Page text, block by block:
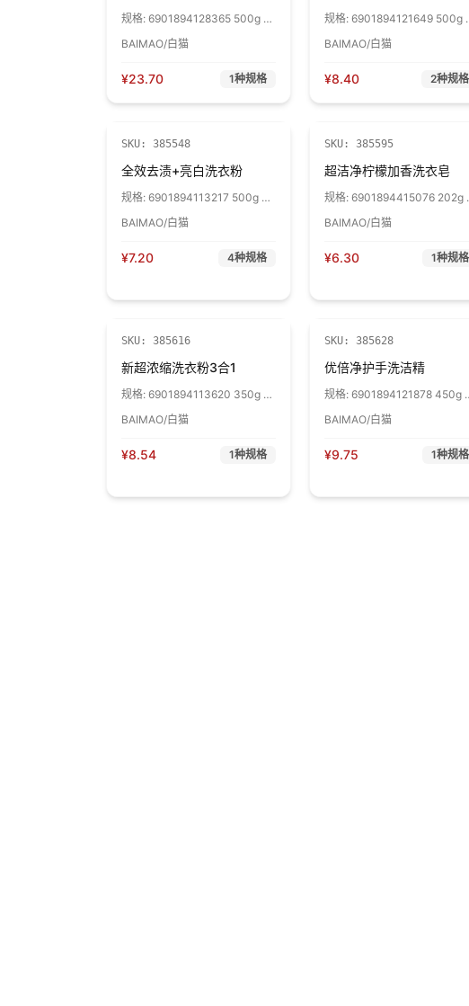
规格: 6901894128365 500g 1
BAIMAO/白猫
¥23.70 1种规格
规格: 6901894121649 500g
BAIMAO/白猫
¥8.40 2种规格
SKU: 385548
全效去渍+亮白洗衣粉
规格: 6901894113217 500g 1
BAIMAO/白猫
¥7.20 4种规格
SKU: 385595
超洁净柠檬加香洗衣皂
规格: 6901894415076 202g
BAIMAO/白猫
¥6.30 1种规格
SKU: 385616
新超浓缩洗衣粉3合1
规格: 6901894113620 350g 1
BAIMAO/白猫
¥8.54 1种规格
SKU: 385628
优倍净护手洗洁精
规格: 6901894121878 450g 1
BAIMAO/白猫
¥9.75 1种规格